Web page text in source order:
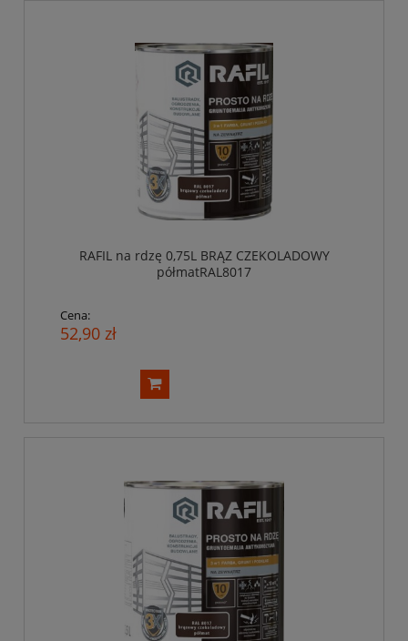
RAFIL na rdzę 0,75L BRĄZ CZEKOLADOWY
półmatRAL8017
Cena:
52,90 zł